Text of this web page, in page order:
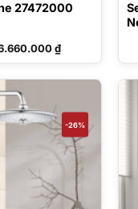
27472000
₫Giá
hiện
tại
56.660.000 ₫.
-26%